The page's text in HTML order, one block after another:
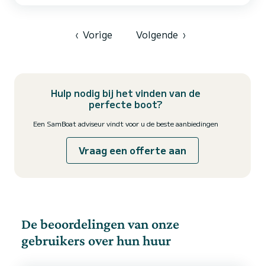
‹ Vorige Volgende ›
Hulp nodig bij het vinden van de
perfecte boot?
Een SamBoat adviseur vindt voor u de beste aanbiedingen
Vraag een offerte aan
De beoordelingen van onze
gebruikers over hun huur